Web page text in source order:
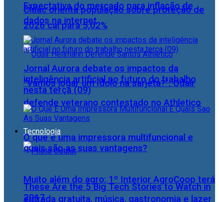
Expectativa do mercado para inflação de
2026 cai para 5,02%
“Vamos jogar um ídolo na sarjeta?”: Odair
defende veterano contestado no Athletico
Tecnologia
Muito além do agro: 1º Interior AgroCoop terá
entrada gratuita, música, gastronomia e lazer
Cidac orienta população sobre proteção de
dados na internet
Jornal Aurora debate os impactos da
inteligência artificial no futuro do trabalho
nesta terça (09)
O que é uma impressora multifuncional e
quais são as suas vantagens?
These Are the 5 Big Tech Stories to Watch in
2017